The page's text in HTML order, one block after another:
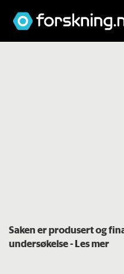
Saken er produsert og
undersøkelse- Les mer